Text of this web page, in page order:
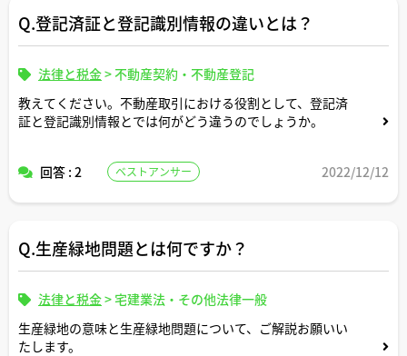
しな話だと思いませんか？？
Q.登記済証と登記識別情報の違いとは？
法律と税金>不動産契約・不動産登記
教えてください。不動産取引における役割として、登記済
証と登記識別情報とでは何がどう違うのでしょうか。
回答 : 2 ベストアンサー 2022/12/12
Q.生産緑地問題とは何ですか？
法律と税金>宅建業法・その他法律一般
生産緑地の意味と生産緑地問題について、ご解説お願いい
たします。